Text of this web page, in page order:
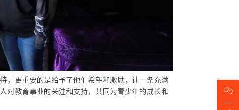
更重要的是给予了他们希望和激励，让一条充满
对教育事业的关注和支持，共同为青少年的成长和